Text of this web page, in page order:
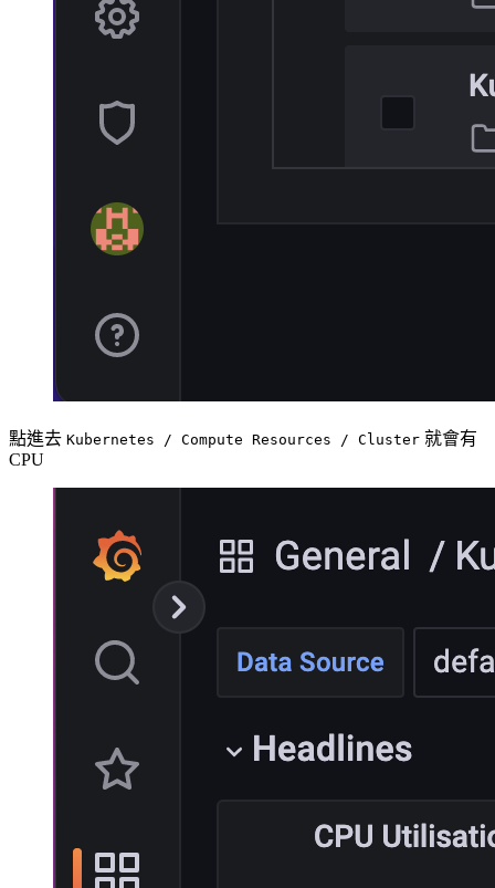
點進去 Kubernetes / Compute Resources / Cluster 就會有
CPU